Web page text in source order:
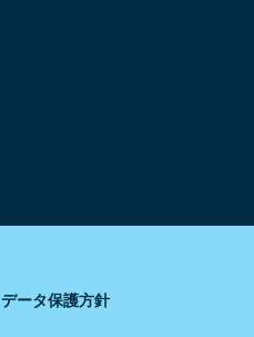
データ保護方針